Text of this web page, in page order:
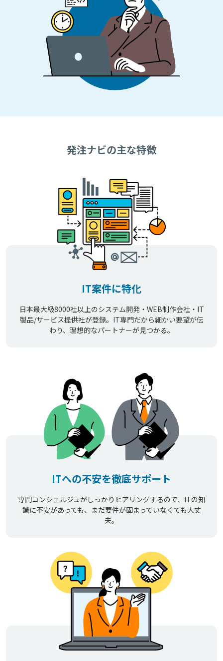
発注ナビの主な特徴
IT案件に特化
日本最大級8000社以上のシステム開発・WEB制作会社・IT
製品/サービス提供社が登録。IT専門だから細かい要望が伝
わり、理想的なパートナーが見つかる。
ITへの不安を徹底サポート
専門コンシェルジュがしっかりヒアリングするので、ITの知
識に不安があっても、まだ要件が固まっていなくても大丈
夫。